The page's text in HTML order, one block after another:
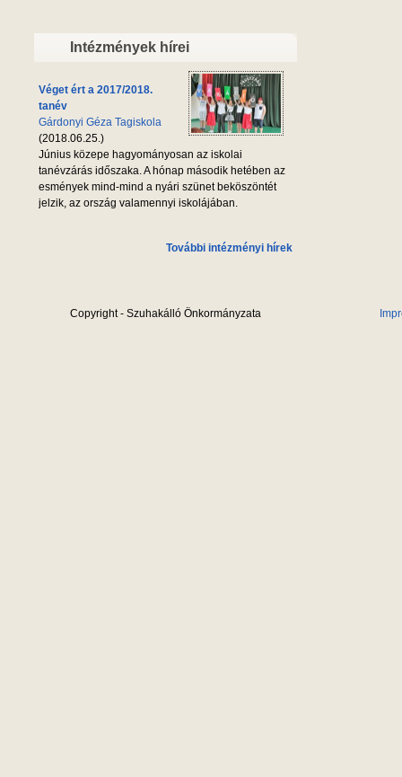
Intézmények hírei
Véget ért a 2017/2018.
tanév
Gárdonyi Géza Tagiskola
(2018.06.25.)
Június közepe hagyományosan az iskolai
tanévzárás időszaka. A hónap második hetében az
esmények mind-mind a nyári szünet beköszöntét
jelzik, az ország valamennyi iskolájában.
További intézményi hírek
Copyright - Szuhakálló Önkormányzata